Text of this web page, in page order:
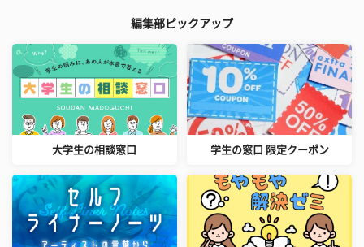
編集部ピックアップ
大学生の相談窓口 学生の窓口 限定クーポン